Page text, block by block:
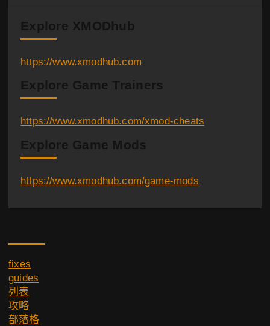
Explore XMODhub
https://www.xmodhub.com
Explore Game Trainers
https://www.xmodhub.com/xmod-cheats
Explore Game Mods
https://www.xmodhub.com/game-mods
fixes
guides
列表
攻略
部落格